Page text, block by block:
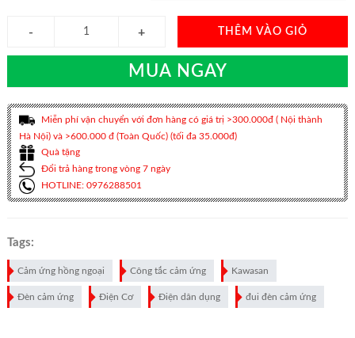
THÊM VÀO GIỎ
MUA NGAY
Miễn phí vận chuyển với đơn hàng có giá trị >300.000đ ( Nội thành
Hà Nội) và >600.000 đ (Toàn Quốc) (tối đa 35.000đ)
Quà tặng
Đổi trả hàng trong vòng 7 ngày
HOTLINE: 0976288501
Tags:
Cảm ứng hồng ngoại Công tắc cảm ứng Kawasan
Đèn cảm ứng Điện Cơ Điện dân dụng đui đèn cảm ứng